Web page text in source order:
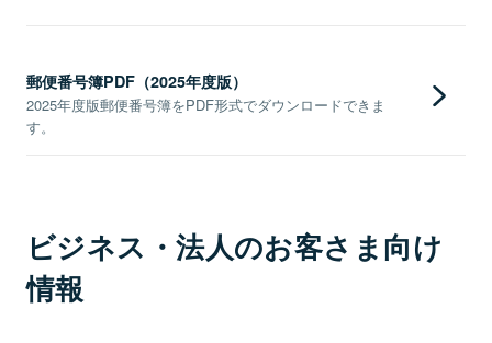
郵便番号簿PDF（2025年度版）
2025年度版郵便番号簿をPDF形式でダウンロードできま
す。
ビジネス・法人のお客さま向け
情報